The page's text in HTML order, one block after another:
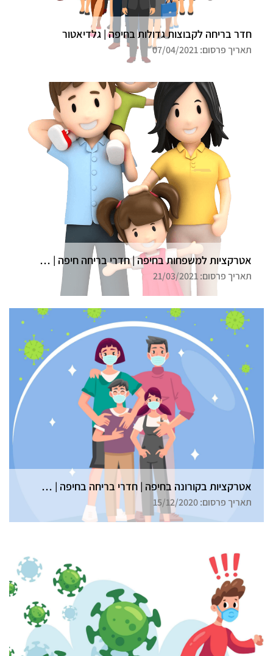
חדר בריחה לקבוצות גדולות בחיפה | גלדיאטור
תאריך פרסום: 07/04/2021
אטרקציות למשפחות בחיפה | חדרי בריחה חיפה | גלדיאטור
תאריך פרסום: 21/03/2021
אטרקציות בקורונה בחיפה | חדרי בריחה בחיפה | גלדיאטור
תאריך פרסום: 15/12/2020